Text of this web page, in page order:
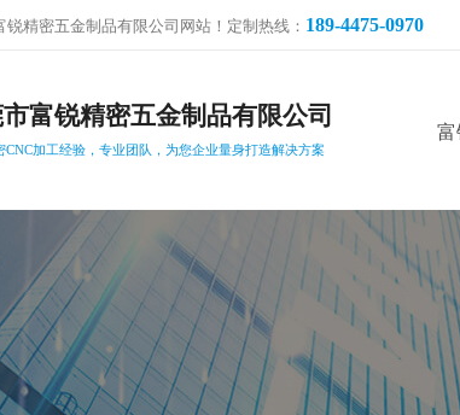
精密五金制品有限公司网站！定制热线： 189-4475-0970
富锐精密五金制品有限公司
CNC加工经验，专业团队，为您企业量身打造解决方案
富